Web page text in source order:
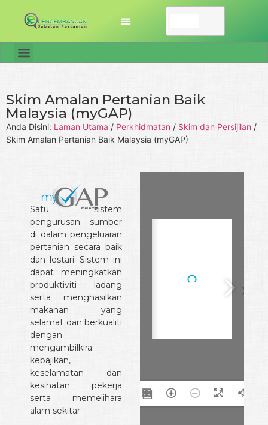
Skim Amalan Pertanian Baik
Malaysia (myGAP)
Anda Disini: Laman Utama / Perkhidmatan / Skim dan Persijilan /
Skim Amalan Pertanian Baik Malaysia (myGAP)
Satu sistem
pengurusan sumber
di dalam pengeluaran
pertanian secara baik
dan lestari. Sistem ini
dapat meningkatkan
produktiviti ladang
serta menghasilkan
makanan yang
selamat dan berkualiti
dengan
mengambilkira
kebajikan,
keselamatan dan
kesihatan pekerja
serta memelihara
alam sekitar.
1/7